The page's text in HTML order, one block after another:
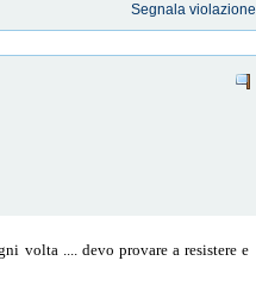
Segnala violazione
volta .... devo provare a resistere e